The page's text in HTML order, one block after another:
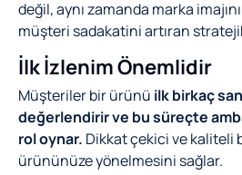
değil, aynı zamanda marka
müşteri sadakatini artıran
İlk İzlenim Önemlidir
Müşteriler bir ürünü ilk birkaç
değerlendirir ve bu süreçte
rol oynar. Dikkat çekici ve
ürününüze yönelmesini sağlar.